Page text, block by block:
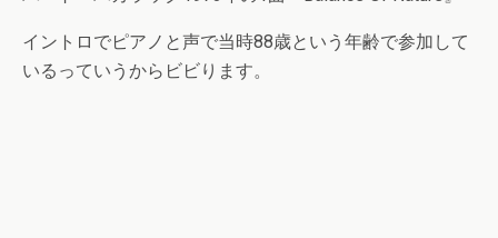
イントロでピアノと声で当時88歳という年齢で参加して
いるっていうからビビります。